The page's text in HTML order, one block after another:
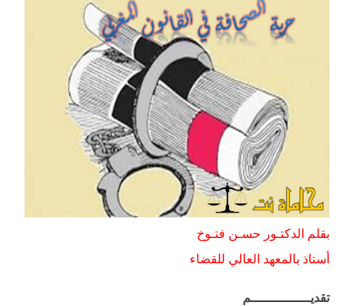
في
القانون
المغربي
(جنحة
القذف)
مغلقة
بقلم الدكتـور حسـن فتـوخ
أستاذ بالمعهد العالي للقضاء
تقديـــــــــــــــم